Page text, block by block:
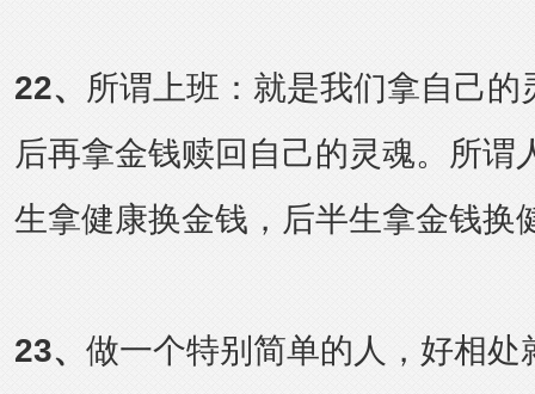
22、 所谓上班：就是我们拿自己
后再拿金钱赎回自己的灵魂。所谓
生拿健康换金钱，后半生拿金钱换
23、 做一个特别简单的人，好相处